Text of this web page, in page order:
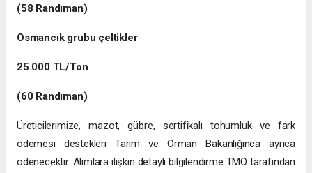
(58 Randıman)
Osmancık grubu çeltikler
25.000 TL/Ton
(60 Randıman)
Üreticilerimize, mazot, gübre, sertifikalı tohumluk ve fark
ödemesi destekleri Tarım ve Orman Bakanlığınca ayrıca
ödenecektir. Alımlara ilişkin detaylı bilgilendirme TMO tarafından